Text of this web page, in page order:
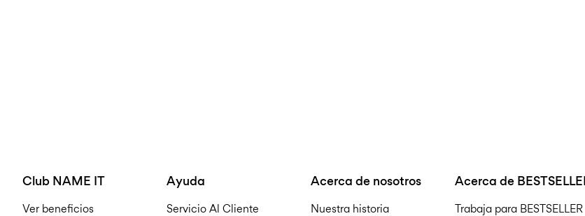
Club NAME IT
Ver beneficios
Ayuda
Servicio Al Cliente
Acerca de nosotros
Nuestra historia
Acerca de
Trabaja para BESTSELLER